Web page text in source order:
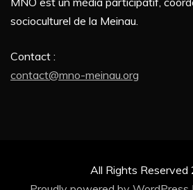
socioculturel de la Meinau.
Contact :
contact@mno-meinau.org
All Rights Reserved